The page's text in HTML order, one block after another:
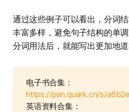
通过这些例子可以看出，分词
丰富多样，避免句子结构的单
分词用法后，就能写出更加地
电子书合集：
https://pan.quark.cn/s/
英语资料合集：